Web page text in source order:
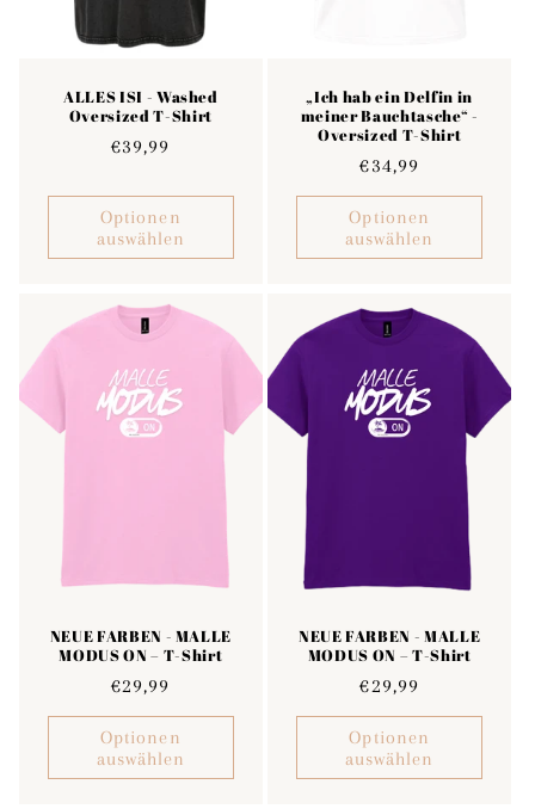
ALLES ISI - Washed
Oversized T-Shirt
Normaler
€39,99
Optionen
auswählen
„Ich hab ein Delfin in
meiner Bauchtasche“ -
Oversized T-Shirt
Normaler
Preis
€34,99
Optionen
auswählen
NEUE FARBEN - MALLE
MODUS ON – T-Shirt
Normaler
Preis
€29,99
Optionen
auswählen
NEUE FARBEN - MALLE
MODUS ON – T-Shirt
Normaler
Preis
€29,99
Optionen
auswählen